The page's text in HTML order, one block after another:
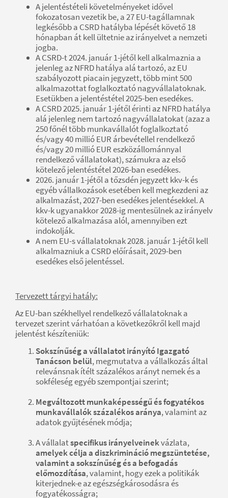
A jelentéstételi követelményeket idővel
fokozatosan vezetik be, a 27 EU-tagállamnak
legkésőbb a CSRD hatályba lépését követő 18
hónapban át kell ültetnie az irányelvet a nemzeti
jogba.
A CSRD-t 2024. január 1-jétől kell alkalmaznia a
jelenleg az NFRD hatálya alá tartozó, az EU
szabályozott piacain jegyzett, több mint 500
alkalmazottat foglalkoztató nagyvállalatoknak.
Esetükben a jelentéstétel 2025-ben esedékes.
A CSRD 2025. január 1-jétől érinti az NFRD hatálya
alá jelenleg nem tartozó nagyvállalatokat (azaz a
250 főnél több munkavállalót foglalkoztató
és/vagy 40 millió EUR árbevétellel rendelkező
és/vagy 20 millió EUR eszközállománnyal
rendelkező vállalatokat), számukra az első
kötelező jelentéstétel 2026-ban esedékes.
2026. január 1-jétől a tőzsdén jegyzett kkv-k és
egyéb vállalkozások esetében kell megkezdeni az
alkalmazást, 2027-ben esedékes jelentésekkel. A
kkv-k ugyanakkor 2028-ig mentesülnek az irányelv
kötelező alkalmazása alól, amennyiben ezt
indokolják.
A nem EU-s vállalatoknak 2028. január 1-jétől kell
alkalmazniuk a CSRD előírásait, 2029-ben
esedékes első jelentéssel.
Tervezett tárgyi hatály:
Az EU-ban székhellyel rendelkező vállalatoknak a
tervezet szerint várhatóan a következőkről kell majd
jelentést készíteniük:
Sokszínűség a vállalatot irányító Igazgató
Tanácson belül, megmutatva a vállalkozás által
relevánsnak ítélt százalékos arányt nemek és a
sokféleség egyéb szempontjai szerint;
Megváltozott munkaképességű és fogyatékos
munkavállalók százalékos aránya, valamint az
adatok gyűjtésének módja;
A vállalatspecifikus irányelveinekvázlata,
amelyek célja a diszkrimináció megszüntetése,
valamint a sokszínűség és a befogadás
előmozdítása, valamint, hogy ezek a politikák
kiterjednek-e az egészségkárosodásra és
fogyatékosságra;